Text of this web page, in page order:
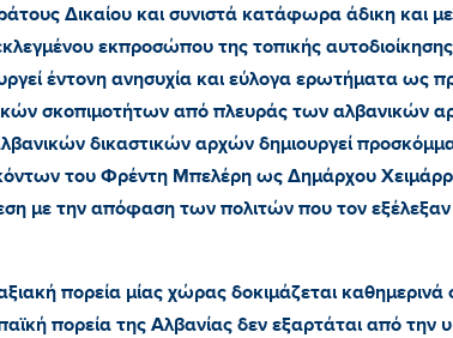
Δικαίου και συνιστά κατάφωρα άδικη και
εκπροσώπου της τοπικής
έντονη ανησυχία και εύλογα ερωτήματα ως
σκοπιμοτήτων από πλευράς των αλβανικών
δικαστικών αρχών δημιουργεί
του Φρέντη Μπελέρη ως Δημάρχου
με την απόφαση των πολιτών που τον
πορεία μίας χώρας δοκιμάζεται
πορεία της Αλβανίας δεν εξαρτάται από την